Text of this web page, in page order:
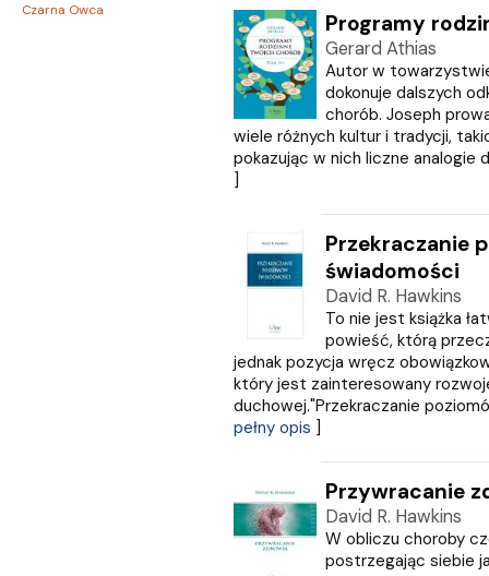
Czarna Owca
Programy
Gerard Athias
Autor w
dokonuje dalszych
chorób. Joseph
wiele różnych kultur i tradycji,
pokazując w nich liczne analogie
]
Przekraczanie
świadomości
David R. Hawkins
To nie jest książka
powieść, którą
jednak pozycja wręcz
który jest zainteresowany
duchowej."Przekraczanie
pełny opis ]
Przywracanie
David R. Hawkins
W obliczu choroby
postrzegając siebie